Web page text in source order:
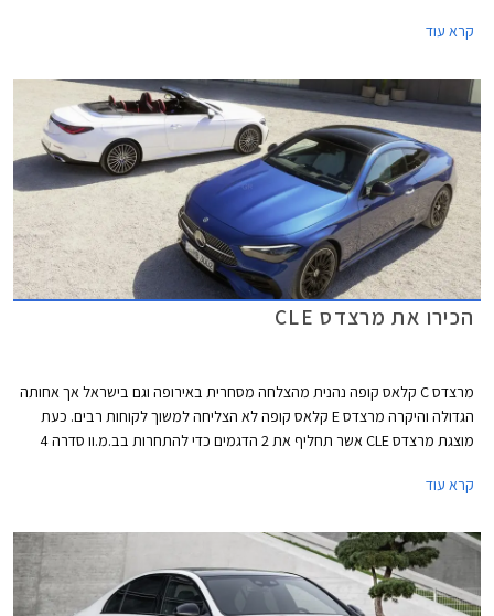
קרא עוד
הכירו את מרצדס CLE
מרצדס C קלאס קופה נהנית מהצלחה מסחרית באירופה וגם בישראל אך אחותה
הגדולה והיקרה מרצדס E קלאס קופה לא הצליחה למשוך לקוחות רבים. כעת
מוצגת מרצדס CLE אשר תחליף את 2 הדגמים כדי להתחרות בב.מ.וו סדרה 4
ברבעון הראשון של 2024.
קרא עוד